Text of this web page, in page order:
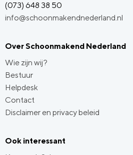
(073) 648 38 50
info@schoonmakendnederland.nl
Over Schoonmakend Nederland
Wie zijn wij?
Bestuur
Helpdesk
Contact
Disclaimer en privacy beleid
Ook interessant